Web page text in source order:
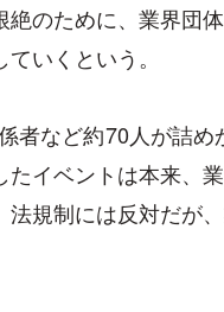
のために、業界団
いくという。
者など約70人が詰
イベントは本来、
規制には反対だが